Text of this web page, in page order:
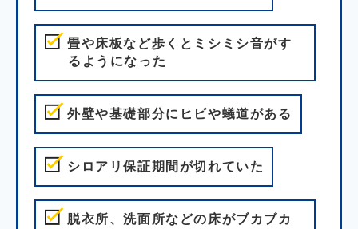
畳や床板など歩くとミシミシ音がす
るようになった
外壁や基礎部分にヒビや蟻道がある
シロアリ保証期間が切れていた
脱衣所、洗面所などの床がブカブカ